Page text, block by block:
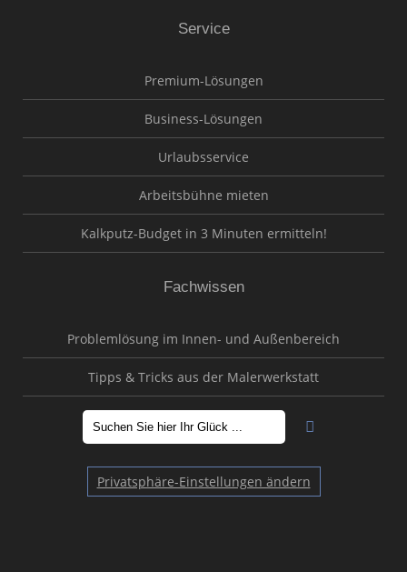
Service
Premium-Lösungen
Business-Lösungen
Urlaubsservice
Arbeitsbühne mieten
Kalkputz-Budget in 3 Minuten ermitteln!
Fachwissen
Problemlösung im Innen- und Außenbereich
Tipps & Tricks aus der Malerwerkstatt
Privatsphäre-Einstellungen ändern